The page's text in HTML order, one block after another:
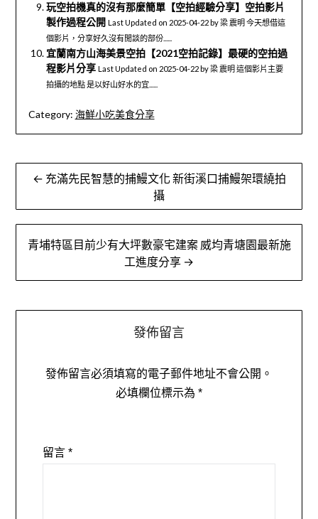
玩空拍機真的沒有那麼簡單【空拍經驗分享】空拍影片
製作過程公開 Last Updated on 2025-04-22 by 梁 震明 今天想借這
個影片，分享好久沒有閒談的部份......
宜蘭南方山海美景空拍【2021空拍記錄】最硬的空拍過
程影片分享 Last Updated on 2025-04-22 by 梁 震明 這個影片主要
拍攝的地點 是以好山好水的宜......
Category: 海鮮小吃美食分享
文
導
覽
← 充滿先民智慧的捕鰻文化 新街溪口捕鰻架環繞拍
攝
青埔特區目前少有大坪數豪宅建案 威均青塘園最新施
工進度分享 →
發佈留言
發佈留言必須填寫的電子郵件地址不會公開。
必填欄位標示為 *
留言 *